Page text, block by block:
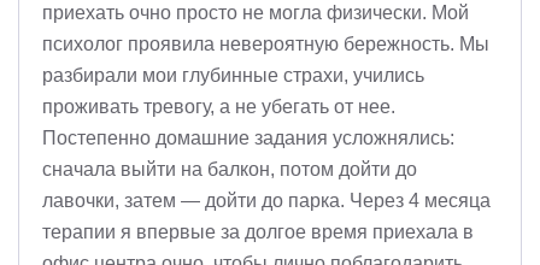
приехать очно просто не могла физически. Мой
психолог проявила невероятную бережность. Мы
разбирали мои глубинные страхи, учились
проживать тревогу, а не убегать от нее.
Постепенно домашние задания усложнялись:
сначала выйти на балкон, потом дойти до
лавочки, затем — дойти до парка. Через 4 месяца
терапии я впервые за долгое время приехала в